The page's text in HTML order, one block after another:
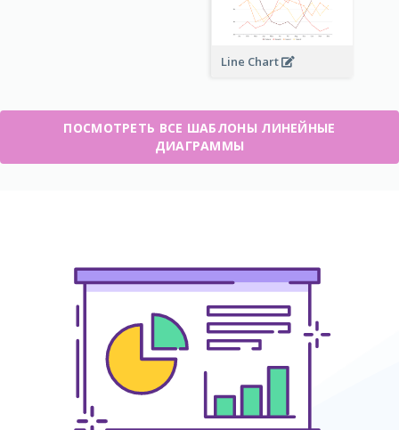
Line Chart
ПОСМОТРЕТЬ ВСЕ ШАБЛОНЫ ЛИНЕЙНЫЕ
ДИАГРАММЫ